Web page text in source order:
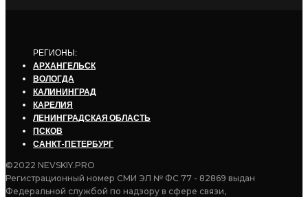
РЕГИОНЫ:
АРХАНГЕЛЬСК
ВОЛОГДА
КАЛИНИНГРАД
КАРЕЛИЯ
ЛЕНИНГРАДСКАЯ ОБЛАСТЬ
ПСКОВ
САНКТ-ПЕТЕРБУРГ
©2022 NEVSKIY.PRO
Регистрационный номер СМИ ЭЛ № ФС 77 - 82869 выдан
Федеральной службой по надзору в сфере связи,